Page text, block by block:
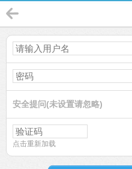
安全提问(未设置请忽略)
点击重新加载